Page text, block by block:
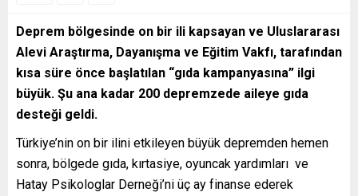
Deprem bölgesinde on bir ili kapsayan ve Uluslararası
Alevi Araştırma, Dayanışma ve Eğitim Vakfı, tarafından
kısa süre önce başlatılan “gıda kampanyasına” ilgi
büyük. Şu ana kadar 200 depremzede aileye gıda
desteği geldi.
Türkiye’nin on bir ilini etkileyen büyük depremden hemen
sonra, bölgede gıda, kırtasiye, oyuncak yardımları ve
Hatay Psikologlar Derneği’ni üç ay finanse ederek